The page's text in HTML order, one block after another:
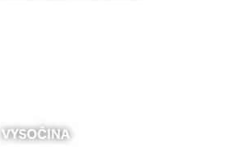
VYSOČINA